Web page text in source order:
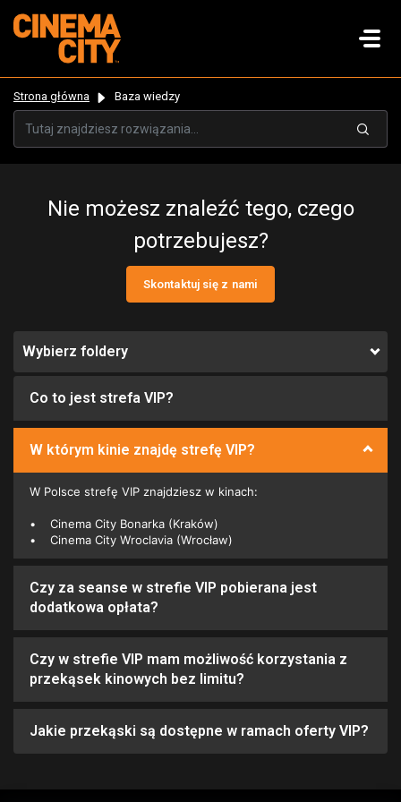
Strona główna Baza wiedzy
Nie możesz znaleźć tego, czego
potrzebujesz?
Skontaktuj się z nami
Wybierz foldery
Co to jest strefa VIP?
W którym kinie znajdę strefę VIP?
W Polsce strefę VIP znajdziesz w kinach:
•
Cinema City Bonarka (Kraków)
•
Cinema City Wroclavia (Wrocław)
Czy za seanse w strefie VIP pobierana jest
dodatkowa opłata?
Czy w strefie VIP mam możliwość korzystania z
przekąsek kinowych bez limitu?
Jakie przekąski są dostępne w ramach oferty VIP?